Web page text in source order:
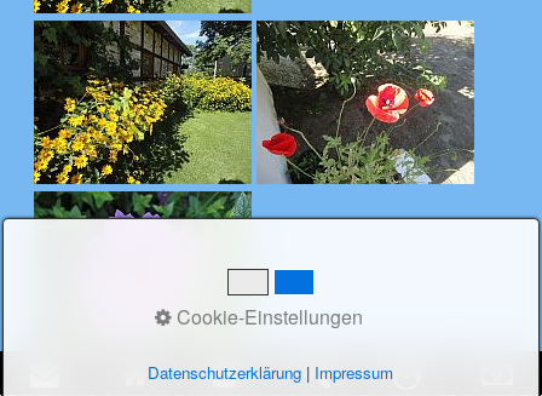
Cookie-Einstellungen
Datenschutzerklärung | Impressum